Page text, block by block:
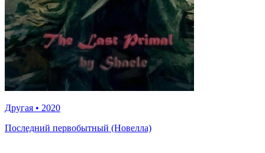
Другая • 2020
Последний первобытный (Новелла)